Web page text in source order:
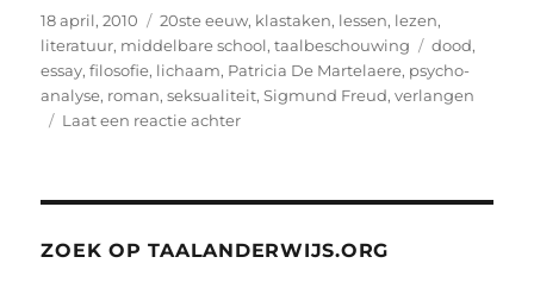
Geplaatst
op
18 april, 2010 Categorieën
20ste eeuw, klastaken, lessen, lezen,
literatuur, middelbare school,taalbeschouwing Tags
dood,
essay,filosofie, lichaam, Patricia De Martelaere, psycho-
analyse, roman,seksualiteit,Sigmund Freud,verlangen
Laat een reactie achterop
De
ZOEK OP TAALANDERWIJS.ORG